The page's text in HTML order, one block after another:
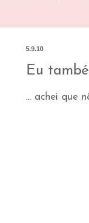
5.9.10
Eu
... achei que